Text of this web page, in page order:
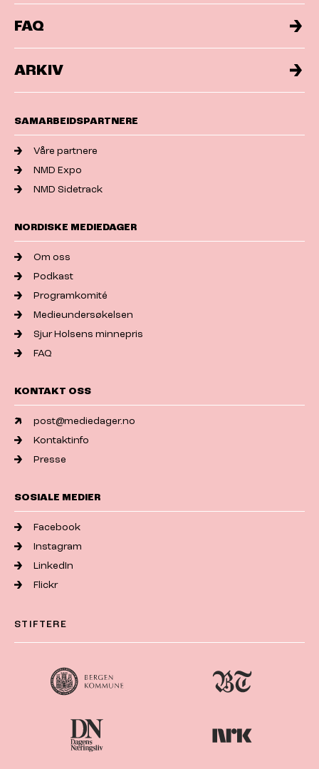
FAQ
ARKIV
SAMARBEIDSPARTNERE
Våre partnere
NMD Expo
NMD Sidetrack
NORDISKE MEDIEDAGER
Om oss
Podkast
Programkomité
Medieundersøkelsen
Sjur Holsens minnepris
FAQ
KONTAKT OSS
post@mediedager.no
Kontaktinfo
Presse
SOSIALE MEDIER
Facebook
Instagram
LinkedIn
Flickr
STIFTERE